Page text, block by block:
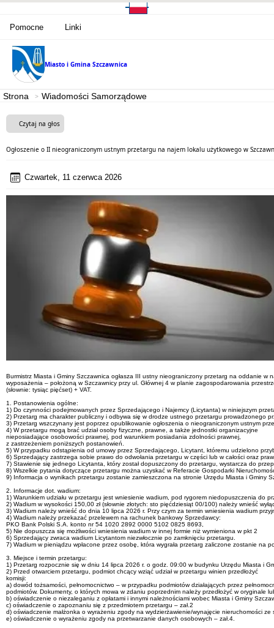
Pomocne Linki
Miasto i Gmina Szczawnica
Strona Wiadomości Samorządowe
Czytaj na głos
Ogłoszenie o II nieograniczonym ustnym przetargu na najem lokalu użytkowego w
Czwartek, 11 czerwca 2026
Burmistrz Miasta i Gminy Szczawnica ogłasza III ustny nieograniczony przetarg na oddanie
wyposażenia – położoną w Szczawnicy przy ul. Głównej 4 w planie zagospodarowania
(słownie: tysiąc pięćset) + VAT.
1. Postanowienia ogólne:
1) Do czynności podejmowanych przez Sprzedającego i Najemcy (Licytanta) w niniejszym
2) Przetarg ma charakter publiczny i odbywa się w drodze ustnego przetargu prowadzonego
3) Przetarg wszczynany jest poprzez opublikowanie ogłoszenia o nieograniczonym ustnym
4) W przetargu mogą brać udział osoby fizyczne, prawne, a także jednostki organizacyjne
nieposiadające osobowości prawnej, pod warunkiem posiadania zdolności prawnej,
z zastrzeżeniem poniższych postanowień.
5) W przypadku odstąpienia od umowy przez Sprzedającego, Licytant, któremu udzielono
6) Sprzedający zastrzega sobie prawo do odwołania przetargu w części lub w całości oraz
7) Stawienie się jednego Licytanta, który został dopuszczony do przetargu, wystarcza do
8) Wszelkie pytania dotyczące przetargu można uzyskać w Referacie Gospodarki
9) Informacja o wynikach przetargu zostanie zamieszczona na stronie Urzędu Miasta i Gminy
2. Informacje dot. wadium:
1) Warunkiem udziału w przetargu jest wniesienie wadium, pod rygorem niedopuszczenia do
2) Wadium w wysokości 150,00 zł (słownie złotych: sto pięćdziesiąt 00/100) należy wnieść
3) Wadium należy wnieść do dnia 10 lipca 2026 r. Przy czym za termin wniesienia wadium
4) Wadium należy przekazać przelewem na rachunek bankowy Sprzedawcy:
PKO Bank Polski S.A. konto nr 54 1020 2892 0000 5102 0825 8693,
5) Nie dopuszcza się możliwości wniesienia wadium w innej formie niż wymieniona w pkt 2
6) Sprzedający zwraca wadium Licytantom niezwłocznie po zamknięciu przetargu.
7) Wadium w pieniądzu wpłacone przez osobę, która wygrała przetarg zaliczone zostanie
3. Miejsce i termin przetargu:
1) Przetarg rozpocznie się w dniu 14 lipca 2026 r. o godz. 09:00 w budynku Urzędu Miasta i
2) Przed otwarciem przetargu, podmiot chcący wziąć udział w przetargu winien przedłożyć
komisji:
a) dowód tożsamości, pełnomocnictwo – w przypadku podmiotów działających przez
podmiotów. Dokumenty, o których mowa w zdaniu poprzednim należy przedłożyć w oryginale
b) oświadczenie o niezaleganiu z opłatami i innymi należnościami wobec Miasta i Gminy
c) oświadczenie o zapoznaniu się z przedmiotem przetargu – zał.2
d) oświadczenie małżonka o wyrażeniu zgody na wydzierżawienie/wynajęcie nieruchomości ze
e) oświadczenie o wyrażeniu zgody na przetwarzanie danych osobowych – zał.4.